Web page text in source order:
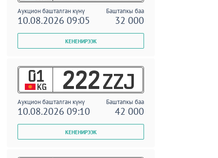
Аукцион башталган күнү Баштапкы баа
10.08.2026 09:05 32 000
01
KG 222 ZZJ
Аукцион башталган күнү Баштапкы баа
10.08.2026 09:10 42 000